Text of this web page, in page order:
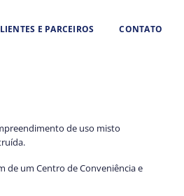
E PARCEIROS CONTATO
de uso misto
de um Centro de Conveniência e